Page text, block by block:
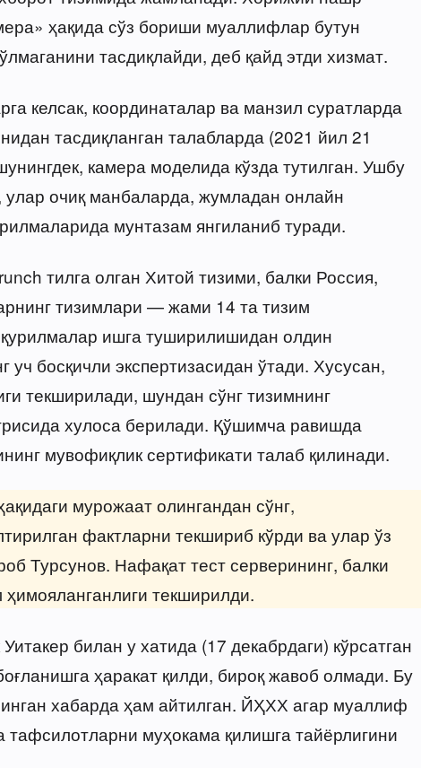
ҳақида сўз бориши муаллифлар бутун
тасдиқлайди, деб қайд этди хизмат.
келсак, координаталар ва манзил суратларда
тасдиқланган талабларда (2021 йил 21
камера моделида кўзда тутилган. Ушбу
очиқ манбаларда, жумладан онлайн
мунтазам янгиланиб туради.
тилга олган Хитой тизими, балки Россия,
тизимлари — жами 14 та тизим
ишга туширилишидан олдин
уч босқичли экспертизасидан ўтади. Хусусан,
текширилади, шундан сўнг тизимнинг
хулоса берилади. Қўшимча равишда
мувофиқлик сертификати талаб қилинади.
мурожаат олингандан сўнг,
фактларни текшириб кўрди ва улар ўз
Турсунов. Нафақат тест серверининг, балки
ҳимояланганлиги текширилди.
билан у хатида (17 декабрдаги) кўрсатган
ҳаракат қилди, бироқ жавоб олмади. Бу
хабарда ҳам айтилган. ЙҲХХ агар муаллиф
тафсилотларни муҳокама қилишга тайёрлигини